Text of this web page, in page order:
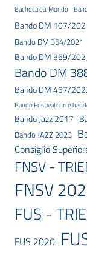
Bacheca dal Mondo
Bando DM 107/
Bando DM 354/2021
Bando DM 369/
Bando DM
Bando DM 457/
Bando Festival cori e
Bando Jazz 2017
Bando JAZZ 2023
Consiglio
FNSV -
FNSV
FUS -
FUS 2020